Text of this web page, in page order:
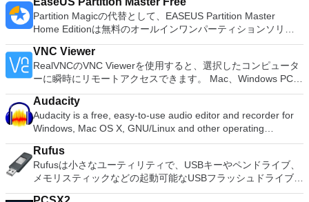
Partition Magicの代替として、EASEUS Partition Master
Home Editionは無料のオールインワンパーティションソリュ
ーションおよびディスク管理ユーティリティです。パーティシ
ョンの拡張（特にシステムドライブ用）、ディスク領域の管
理、MBRおよびGUIDパーティションテーブル（GPT）ディス
クのディスク領域不足の問題の解決を可能にします。 パーテ
ィションのサイズ変更/移動システムドライブを拡張するディ
スクとパーティションをコピーパーティションをマージ分割パ
ーティション空き領域を再分配するダイナミックディスクの変
換パーティションを回復する
VNC Viewer
RealVNCのVNC Viewerを使用すると、選択したコンピュータ
ーに瞬時にリモートアクセスできます。 Mac、Windows PC、
またはLinuxマシン、世界中のどこからでも。 VNC Viewerを
使用すると、コンピューターのデスクトップを表示したり、コ
ンピューターの前に直接座っているかのようにマウスとキーボ
ードを制御したりできます。 VNC Viewerは、インストールと
使用が簡単です。制御したいデバイスでインストーラーを実行
し、指示に従ってください。オプションで、Windowsでのリ
モート展開に使用可能なMSIがあります。デスクトッププラッ
トフォームにVNC Viewerをインストールする権限がない場合
は、スタンドアロンオプションを選択する必要があります。
Audacity
Audacity is a free, easy-to-use audio editor and recorder for
Windows, Mac OS X, GNU/Linux and other operating
systems. You can use Audacity to: Record live audio. Convert
tapes and records into digital recordings or CDs. Edit Ogg
Vorbis, MP3, WAV or AIFF sound files. Cut, copy, splice or mix
sounds together. Change the speed or pitch of a recording.
Add new effects with LADSPA plug-ins. And more!
Rufus
Rufusは小さなユーティリティで、USBキーやペンドライブ、
メモリスティックなどの起動可能なUSBフラッシュドライブを
フォーマットおよび作成できます。 Rufusは、次のシナリオで